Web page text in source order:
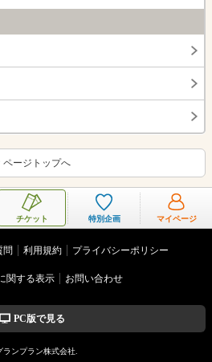
ページトップへ
チケット 特別企画 マイページ
問 利用規約 プライバシーポリシー
関する表示 お問い合わせ
PC版で見る
ンプラン株式会社.